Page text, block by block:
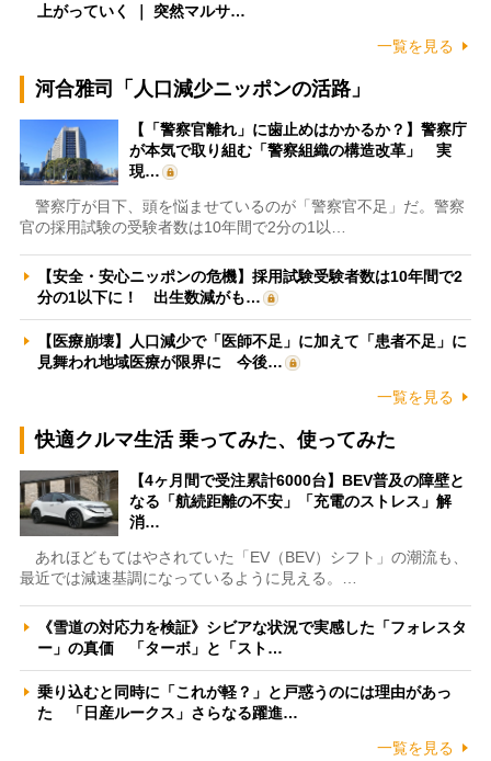
上がっていく ｜ 突然マルサ…
一覧を見る
河合雅司「人口減少ニッポンの活路」
【「警察官離れ」に歯止めはかかるか？】警察庁
が本気で取り組む「警察組織の構造改革」 実
現…
警察庁が目下、頭を悩ませているのが「警察官不足」だ。警察
官の採用試験の受験者数は10年間で2分の1以…
【安全・安心ニッポンの危機】採用試験受験者数は10年間で2
分の1以下に！ 出生数減がも…
【医療崩壊】人口減少で「医師不足」に加えて「患者不足」に
見舞われ地域医療が限界に 今後…
一覧を見る
快適クルマ生活 乗ってみた、使ってみた
【4ヶ月間で受注累計6000台】BEV普及の障壁と
なる「航続距離の不安」「充電のストレス」解
消…
あれほどもてはやされていた「EV（BEV）シフト」の潮流も、
最近では減速基調になっているように見える。…
《雪道の対応力を検証》シビアな状況で実感した「フォレスタ
ー」の真価 「ターボ」と「スト…
乗り込むと同時に「これが軽？」と戸惑うのには理由があっ
た 「日産ルークス」さらなる躍進…
一覧を見る